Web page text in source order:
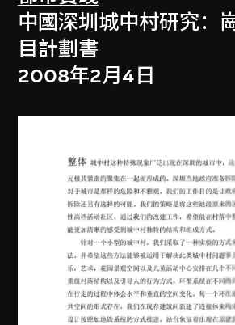
中國深圳城中村研究：
目計劃書
2008年2月4日